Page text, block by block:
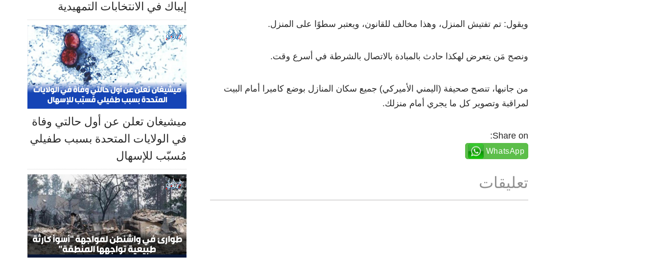
ويقول: تم تفتيش المنزل، وهذا مخالف للقانون، ويعتبر سطوًا على المنزل.
ونصح مَن يتعرض لهكذا حادث بالمبادة بالاتصال بالشرطة في أسرع وقت.
من جانبها، تنصح صحيفة (اليمني الأميركي) جميع سكان المنازل بوضع كاميرا أمام البيت
لمراقبة وتصوير كل ما يجري أمام منزلك.
Share on:
WhatsApp
تعليقات
إيباك في الانتخابات التمهيدية
ميشيغان تعلن عن أول حالتي وفاة
في الولايات المتحدة بسبب طفيلي
مُسبّب للإسهال